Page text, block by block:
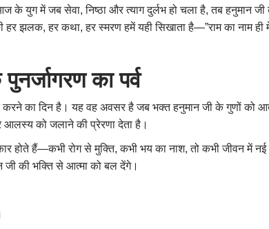
युग में जब सेवा, निष्ठा और त्याग दुर्लभ हो चला है, तब हनुमान
झलक, हर कथा, हर स्मरण हमें यही सिखाता है—”राम का नाम ही
का पर्व
करने का दिन है। यह वह अवसर है जब भक्त हनुमान जी के गुणों को
को जलाने की प्रेरणा देता है।
होते हैं—कभी रोग से मुक्ति, कभी भय का नाश, तो कभी जीवन में
जी की भक्ति से आत्मा को बल देंगे।